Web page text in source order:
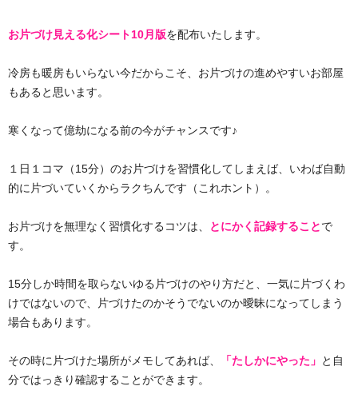
お片づけ見える化シート10月版を配布いたします。
冷房も暖房もいらない今だからこそ、お片づけの進めやすいお部屋
もあると思います。
寒くなって億劫になる前の今がチャンスです♪
１日１コマ（15分）のお片づけを習慣化してしまえば、いわば自動
的に片づいていくからラクちんです（これホント）。
お片づけを無理なく習慣化するコツは、 とにかく記録することで
す。
15分しか時間を取らないゆる片づけのやり方だと、一気に片づくわ
けではないので、片づけたのかそうでないのか曖昧になってしまう
場合もあります。
その時に片づけた場所がメモしてあれば、 「たしかにやった」 と自
分ではっきり確認することができます。